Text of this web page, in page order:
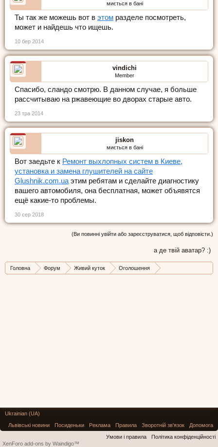
миється в бані
Ты так же можешь вот в этом разделе посмотреть,
может и найдешь что ищешь.
10 бер 2014
vindichi
Member
Спасибо, сландо смотрю. В данном случае, я больше
рассчитываю на ржавеющие во дворах старые авто.
23 тра 2014
jiskon
миється в бані
Вот заедьте к Ремонт выхлопных систем в Киеве,
установка и замена глушителей на сайте
Glushnik.com.ua этим ребятам и сделайте диагностику
вашего автомобиля, она бесплатная, может объявятся
ещё какие-то проблемы.
30 сер 2018
(Ви повинні увійти або зареєструватися, щоб відповісти.)
а де твій аватар? :)
Головна Форум Живий куток
Оголошення
Ukrainian (UA)
Львівські новини
Посиденьки Реклама Правила Зворотній зв'язок
Допомога
Умови і правила
Політика конфіденційності
XenForo add-ons by Waindigo™